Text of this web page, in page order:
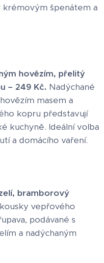
krémovým špenátem a
hovězím, přelitý
– 249 Kč. Nadýchané
masem a
kopru představují
kuchyně. Ideální volba
a domácího vaření.
bramborový
vepřového
podávané s
a nadýchaným